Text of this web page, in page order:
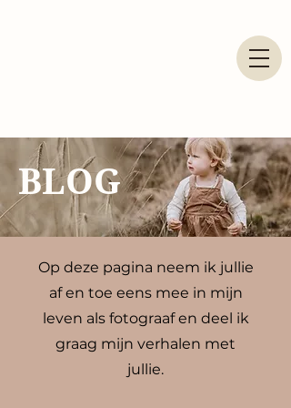
BLOG
Op deze pagina neem ik jullie
af en toe eens mee in mijn
leven als fotograaf en deel ik
graag mijn verhalen met
jullie.